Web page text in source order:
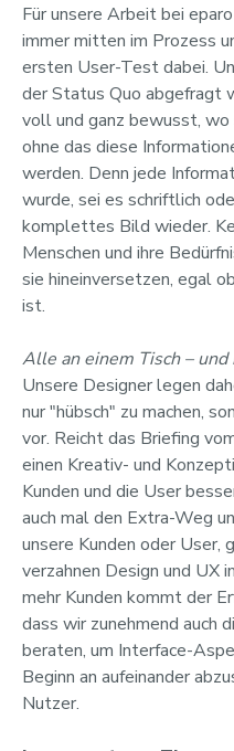
Für unsere Arbeit bei
immer mitten im Prozess
ersten User-Test dabei.
der Status Quo abgefragt
voll und ganz bewusst,
ohne das diese
werden. Denn jede
wurde, sei es schriftlich
komplettes Bild wieder.
Menschen und ihre
sie hineinversetzen, egal
ist.
Alle an einem Tisch –
Unsere Designer legen
nur "hübsch" zu machen,
vor. Reicht das Briefing
einen Kreativ- und
Kunden und die User
auch mal den Extra-Weg
unsere Kunden oder User,
verzahnen Design und UX
mehr Kunden kommt der
dass wir zunehmend auch
beraten, um Interface-
Beginn an aufeinander
Nutzer.